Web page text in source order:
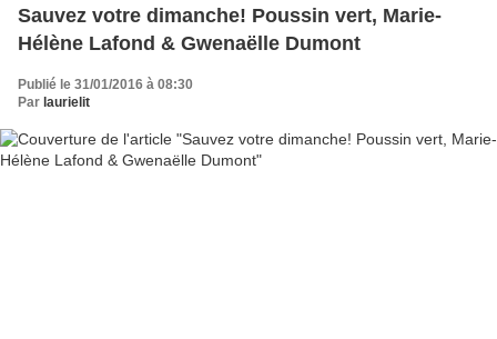
Sauvez votre dimanche! Poussin vert, Marie-
Hélène Lafond & Gwenaëlle Dumont
Publié le 31/01/2016 à 08:30
Par laurielit